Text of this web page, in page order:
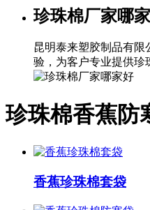
珍珠棉厂家哪
昆明泰来塑胶制品有限
验，为客户专业提供珍
珍珠棉香蕉防
香蕉珍珠棉套袋